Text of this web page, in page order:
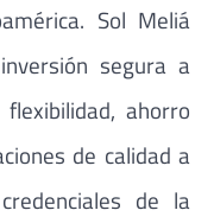
Sol Meliá
segura a
ahorro
de calidad a
de la